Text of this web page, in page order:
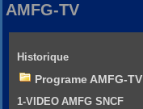
AMFG-TV
Historique
Programe AMFG-TV
1-VIDEO AMFG SNCF